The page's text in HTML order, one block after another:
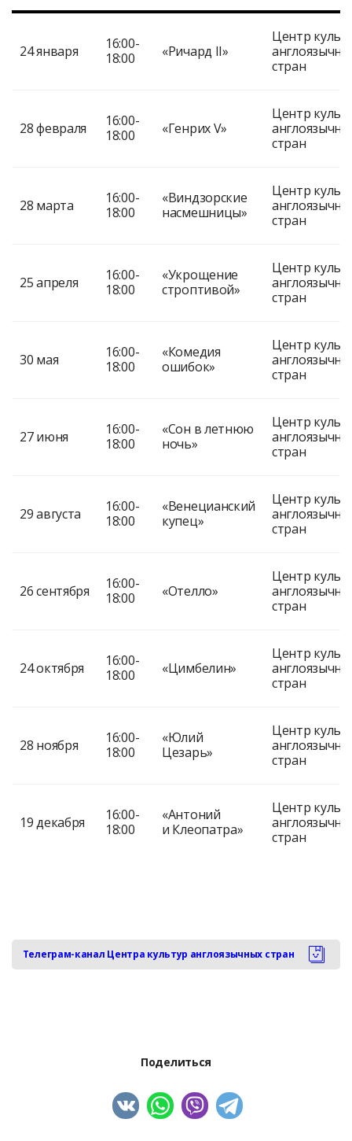
24 января
16:00-
18:00
«Ричард II»
Центр
стран
28 февраля
16:00-
18:00
«Генрих V»
Центр
стран
28 марта
16:00-
18:00
«Виндзорские
насмешницы»
Центр
стран
25 апреля
16:00-
18:00
«Укрощение
строптивой»
Центр
стран
30 мая
16:00-
18:00
«Комедия
ошибок»
Центр
стран
27 июня
16:00-
18:00
«Сон в летнюю
ночь»
Центр
стран
29 августа
16:00-
18:00
«Венецианский
купец»
Центр
стран
26 сентября
16:00-
18:00
«Отелло»
Центр
стран
24 октября
16:00-
18:00
«Цимбелин»
Центр
стран
28 ноября
16:00-
18:00
«Юлий
Цезарь»
Центр
стран
19 декабря
16:00-
18:00
«Антоний
и Клеопатра»
Центр
стран
Телеграм-канал Центра культур англоязычных стран
Поделиться